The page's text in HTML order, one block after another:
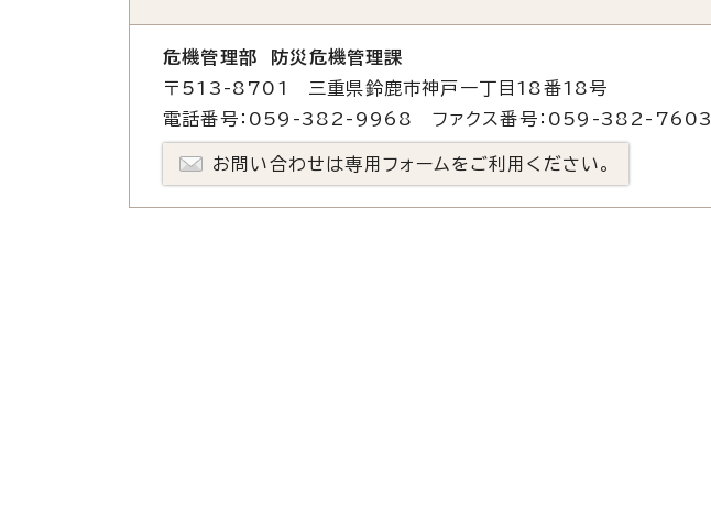
危機管理部 防災危機管理課
〒513-8701 三重県鈴鹿市神戸一丁目18番18号
電話番号：059-382-9968 ファクス番号：059-382-7603
お問い合わせは専用フォームをご利用ください。